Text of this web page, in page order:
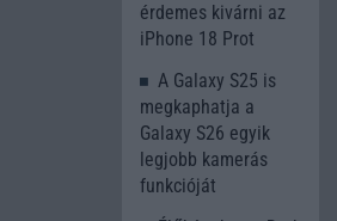
érdemes kivárni az
iPhone 18 Prot
A Galaxy S25 is
megkaphatja a
Galaxy S26 egyik
legjobb kamerás
funkcióját